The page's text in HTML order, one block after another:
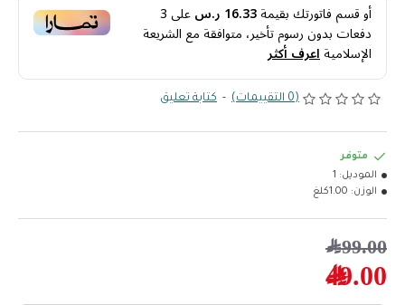
أو قسم فاتورتك بقيمة16.33 ر.س على3
دفعات بدون رسوم تأخير، متوافقة مع الشريعة
الإسلاميةاعرف أكثر
(0 التقييمات) - كتابة تعليق
49.00﷼
99.00﷼
متوفر
الموديل: 1
الوزن: 1.00كلغ